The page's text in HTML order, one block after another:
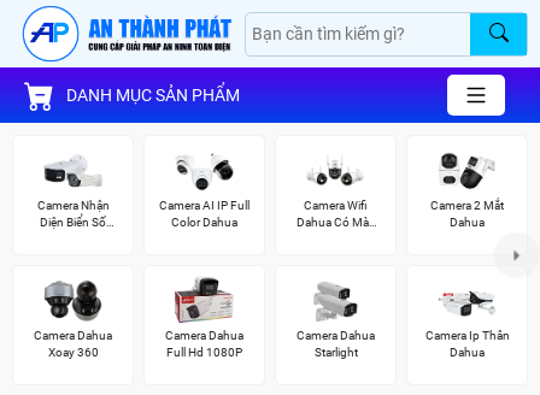
DANH MỤC SẢN PHẨM
Camera Nhận
Diện Biển Số
Camera AI IP Full
Color Dahua
Camera Wifi
Dahua Có Màu
Camera 2 Mắt
Dahua
Camera Dahua
Xoay 360
Camera Dahua
Full Hd 1080P
Camera Dahua
Starlight
Camera Ip Thân
Dahua